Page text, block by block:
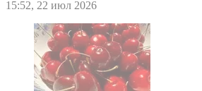
15:52, 22 июл 2026